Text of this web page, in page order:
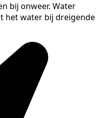
bij onweer. Water
het water bij dreigende